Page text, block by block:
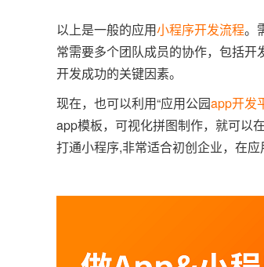
以上是一般的应用小程序开发流程。
常需要多个团队成员的协作，包括
开发成功的关键因素。
现在，也可以利用“应用公园app开发
app模板，可视化拼图制作，就可以
打通小程序,非常适合初创企业，在